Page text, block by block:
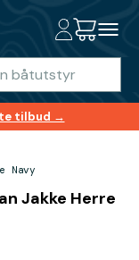
tilbud →
Navy
Jakke Herre